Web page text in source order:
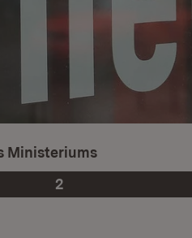
Phase
2
:
Ministeriums